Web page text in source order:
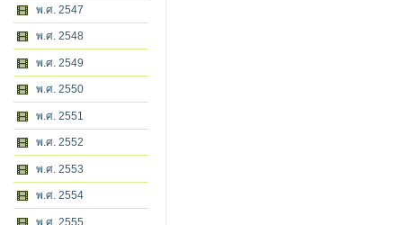
พ.ศ. 2547
พ.ศ. 2548
พ.ศ. 2549
พ.ศ. 2550
พ.ศ. 2551
พ.ศ. 2552
พ.ศ. 2553
พ.ศ. 2554
พ.ศ. 2555